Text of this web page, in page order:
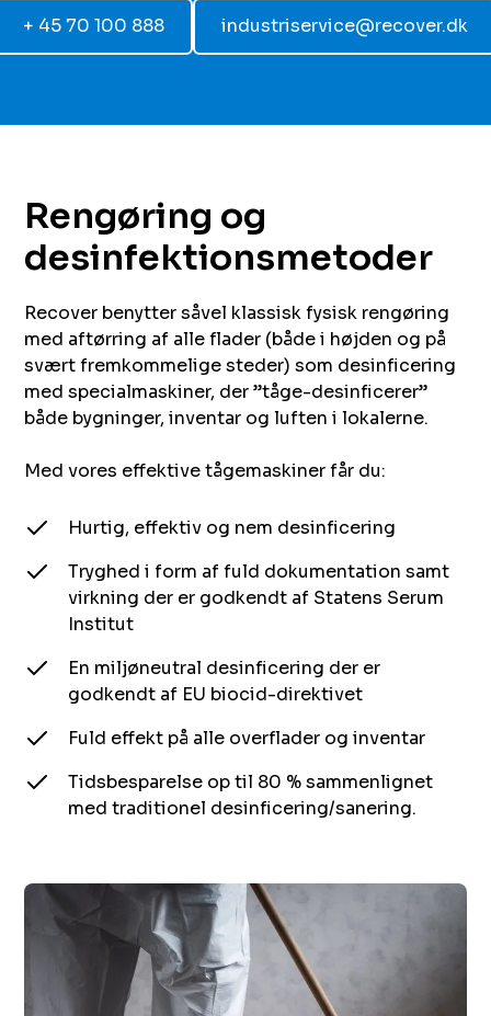
+ 45 70 100 888 industriservice@recover.dk
Rengøring og
desinfektionsmetoder​​​​‌ ‍ ​‍​‍‌‍ ‌ ​‍‌‍‍‌‌‍‌ ‌‍‍‌‌‍ ‍​‍​‍​ ‍‍​‍​‍‌ ​ ‌‍​‌‌‍ ‍‌‍‍‌‌ ‌​‌ ‍‌​‍ ‍‌‍‍‌‌‍ ​‍​‍​‍ ​​‍​‍‌‍‍​‌ ​‍‌‍‌‌‌‍‌‍​‍​‍​ ‍‍​‍​‍​‍ ‌ ​ ‌ ‌​‌ ‌‌‌‍‌​‌‍‍‌‌‍ ​‍ ‌‍‍‌‌‍ ‍‌ ‌​‌‍‌‌‌‍ ‍‌ ‌​​‍ ‌‍‌‌‌‍‌​‌‍‍‌‌ ‌​​‍ ‌‍ ‌‌‍ ‌‍‌​‌‍‌‌​ ‌‌ ​​‌ ​‍‌‍‌‌‌ ​ ‌‍‌‌‌‍ ‍‌ ‌​‌‍​‌‌ ‌​‌‍‍‌‌‍ ‌‍ ‍​ ‍ ‌‍‍‌‌‍‌​​ ‌​ ​‌​ ‌‍​ ‌​​ ‌ ​ ​​​ ‌‌‌‍​‍​ ‌ ​‍ ‌​ ​‍‌‍‌​‌‍​‍​ ‌ ​‍ ‌​ ‌​​ ​​​ ‌‌‌‍‌​​‍ ‌‌‍​‌​ ‌‌​ ‍‌​ ‌‍​‍ ‌​ ​​​ ‌‍​ ‌‌​ ‌​‌‍‌‌​ ‌‍​ ‍​‌‍‌‌​ ‍​​ ​ ‌‍‌‍‌‍‌​​ ‍ ‌ ‌​‌ ‍‌‌ ​​‌‍‌‌​ ‌‌ ​ ‌‍‍‌‌ ‌​‌‍‌‌‌‌​​‌‍​‌‌‍‌ ‌‍‌‌​ ‍ ‌ ​​‌‍​‌‌ ‌​‌‍‍​​ ‌‌ ​​‌‍​‌‌‍‌ ‌‍‌‌‌​​‍‌ ‌‌‌‍‍‌‌‍ ​‌‍‌​‌‍‌‌‌ ​‍​‍‌‌​ ‌‌‌​​‍‌‌ ‌‍‍ ‌‍‌‌‌ ‍‌​‍‌‌​ ​ ‌​‌​​‍‌‌​ ​ ‌​‌​​‍‌‌​ ​‍​ ​‍​ ​‌​ ​​​ ​ ​ ​‌​ ‌​‌‍‌​​ ‌‌‌‍‌​​ ‌‍‌‍‌‌‌‍‌‍​ ​​​‍‌‌​ ​‍​ ​‍​‍‌‌​ ‌‌‌​‌​​‍ ‍‌‍​ ‌‍ ‌‍ ‍‌ ‌​‌‍‌‌‌‍ ‍‌ ‌​​‍‌‌​ ‌‌‌​​‍‌‌ ‌‍‍ ‌‍‌‌‌ ‍‌​‍‌‌​ ​ ‌​‌​​‍‌‌​ ​ ‌​‌​​‍‌‌​ ​‍​ ​‍​ ​‌​ ‍​​ ‌​​ ​​​ ​‍​ ​​​ ‌‌​ ​​‌‍​‌​ ‍​‌‍​‌​ ​‍​‍‌‌​ ​‍​ ​‍​‍‌‌​ ‌‌‌​‌​​‍ ‍‌‍​ ‌‍‍​‌‍‍‌‌‍ ​‌‍‌​‌ ​‍‌‍‌‌‌‍ ‍​‍‌‌​ ‌‌‌​​‍‌‌ ‌‍‍ ‌‍‌‌‌ ‍‌​‍‌‌​ ​ ‌​‌​​‍‌‌​ ​ ‌​‌​​‍‌‌​ ​‍​ ​‍‌‍​‌‌‍‌‍‌‍‌‌​ ‌‍‌‍​ ​ ​​‌‍​ ​ ​​‌‍‌‌‌‍‌​​ ​ ​ ‍​​‍‌‌​ ​‍​ ​‍​‍‌‌​ ‌‌‌​‌​​‍ ‍‌ ‌​‌‍‌‌‌ ‍​‌ ‌​​ ‌‍​‍‌‍​‌‌ ​ ‌‍‌‌‌‌‌‌‌ ​‍‌‍ ​​ ‌​‍‌‌​ ​‍‌​‌‍‌ ​ ‌ ‌​‌ ‌‌‌‍‌​‌‍‍‌‌‍ ​‍‌‍‌‍‍‌‌‍‌​​ ‌​ ​‌​ ‌‍​ ‌​​ ‌ ​ ​​​ ‌‌‌‍​‍​ ‌ ​‍ ‌​ ​‍‌‍‌​‌‍​‍​ ‌ ​‍ ‌​ ‌​​ ​​​ ‌‌‌‍‌​​‍ ‌‌‍​‌​ ‌‌​ ‍‌​ ‌‍​‍ ‌​ ​​​ ‌‍​ ‌‌​ ‌​‌‍‌‌​ ‌‍​ ‍​‌‍‌‌​ ‍​​ ​ ‌‍‌‍‌‍‌​​‍‌‍‌ ‌​‌ ‍‌‌ ​​‌‍‌‌​ ‌‌ ​ ‌‍‍‌‌ ‌​‌‍‌‌‌‌​​‌‍​‌‌‍‌ ‌‍‌‌​‍‌‍‌ ​​‌‍​‌‌ ‌​‌‍‍​​ ‌‌ ​​‌‍​‌‌‍‌ ‌‍‌‌‌​​‍‌ ‌‌‌‍‍‌‌‍ ​‌‍‌​‌‍‌‌‌ ​‍​‍‌‌​ ‌‌‌​​‍‌‌ ‌‍‍ ‌‍‌‌‌ ‍‌​‍‌‌​ ​ ‌​‌​​‍‌‌​ ​ ‌​‌​​‍‌‌​ ​‍​ ​‍​ ​‌​ ​​​ ​ ​ ​‌​ ‌​‌‍‌​​ ‌‌‌‍‌​​ ‌‍‌‍‌‌‌‍‌‍​ ​​​‍‌‌​ ​‍​ ​‍​‍‌‌​ ‌‌‌​‌​​‍ ‍‌‍​ ‌‍ ‌‍ ‍‌ ‌​‌‍‌‌‌‍ ‍‌ ‌​​‍‌‌​ ‌‌‌​​‍‌‌ ‌‍‍ ‌‍‌‌‌ ‍‌​‍‌‌​ ​ ‌​‌​​‍‌‌​ ​ ‌​‌​​‍‌‌​ ​‍​ ​‍​ ​‌​ ‍​​ ‌​​ ​​​ ​‍​ ​​​ ‌‌​ ​​‌‍​‌​ ‍​‌‍​‌​ ​‍​‍‌‌​ ​‍​ ​‍​‍‌‌​ ‌‌‌​‌​​‍ ‍‌‍​ ‌‍‍​‌‍‍‌‌‍ ​‌‍‌​‌ ​‍‌‍‌‌‌‍ ‍​‍‌‌​ ‌‌‌​​‍‌‌ ‌‍‍ ‌‍‌‌‌ ‍‌​‍‌‌​ ​ ‌​‌​​‍‌‌​ ​ ‌​‌​​‍‌‌​ ​‍​ ​‍‌‍​‌‌‍‌‍‌‍‌‌​ ‌‍‌‍​ ​ ​​‌‍​ ​ ​​‌‍‌‌‌‍‌​​ ​ ​ ‍​​‍‌‌​ ​‍​ ​‍​‍‌‌​ ‌‌‌​‌​​‍ ‍‌ ‌​‌‍‌‌‌ ‍​‌ ‌​​‍‌‍‌ ​​‌‍‌‌‌ ​‍‌ ​ ‌ ​​‌‍‌‌‌‍​ ‌ ‌​‌‍‍‌‌ ‌‍‌‍‌‌​ ‌‌ ​​‌ ‌‌‌‍​‍‌‍ ​‌‍‍‌‌ ​ ‌‍‍​‌‍‌‌‌‍‌​​‍​‍‌ ‌
Recover benytter såvel klassisk fysisk rengøring
med aftørring af alle flader (både i højden og på
svært fremkommelige steder) som desinficering
med specialmaskiner, der ”tåge-desinficerer”
både bygninger, inventar og luften i lokalerne.
Med vores effektive tågemaskiner får du: ‌ ​‍‌‍‍‌‌‍‌ ‌‍‍‌‌‍ ‍​‍​‍​ ‍‍​‍​‍‌ ​ ‌‍​‌‌‍ ‍‌‍‍‌‌ ‌​‌ ‍‌​‍ ‍‌‍‍‌‌‍ ​‍​‍​‍ ​​‍​‍‌‍‍​‌ ​‍‌‍‌‌‌‍‌‍​‍​‍​ ‍‍​‍​‍​‍ ‌ ​ ‌ ‌​‌ ‌‌‌‍‌​‌‍‍‌‌‍ ​‍ ‌‍‍‌‌‍ ‍‌ ‌​‌‍‌‌‌‍ ‍‌ ‌​​‍ ‌‍‌‌‌‍‌​‌‍‍‌‌ ‌​​‍ ‌‍ ‌‌‍ ‌‍‌​‌‍‌‌​ ‌‌ ​​‌ ​‍‌‍‌‌‌ ​ ‌‍‌‌‌‍ ‍‌ ‌​‌‍​‌‌ ‌​‌‍‍‌‌‍ ‌‍ ‍​ ‍ ‌‍‍‌‌‍‌​​ ‌​ ​‌​ ‌‍​ ‌​​ ‌ ​ ​​​ ‌‌‌‍​‍​ ‌ ​‍ ‌​ ​‍‌‍‌​‌‍​‍​ ‌ ​‍ ‌​ ‌​​ ​​​ ‌‌‌‍‌​​‍ ‌‌‍​‌​ ‌‌​ ‍‌​ ‌‍​‍ ‌​ ​​​ ‌‍​ ‌‌​ ‌​‌‍‌‌​ ‌‍​ ‍​‌‍‌‌​ ‍​​ ​ ‌‍‌‍‌‍‌​​ ‍ ‌ ‌​‌ ‍‌‌ ​​‌‍‌‌​ ‌‌ ​ ‌‍‍‌‌ ‌​‌‍‌‌‌‌​​‌‍​‌‌‍‌ ‌‍‌‌​ ‍ ‌ ​​‌‍​‌‌ ‌​‌‍‍​​ ‌‌ ​​‌‍​‌‌‍‌ ‌‍‌‌‌​​‍‌ ‌‌‌‍‍‌‌‍ ​‌‍‌​‌‍‌‌‌ ​‍​‍‌‌​ ‌‌‌​​‍‌‌ ‌‍‍ ‌‍‌‌‌ ‍‌​‍‌‌​ ​ ‌​‌​​‍‌‌​ ​ ‌​‌​​‍‌‌​ ​‍​ ​‍​ ​‌​ ​​​ ​ ​ ​‌​ ‌​‌‍‌​​ ‌‌‌‍‌​​ ‌‍‌‍‌‌‌‍‌‍​ ​​​‍‌‌​ ​‍​ ​‍​‍‌‌​ ‌‌‌​‌​​‍ ‍‌‍​ ‌‍ ‌‍ ‍‌ ‌​‌‍‌‌‌‍ ‍‌ ‌​​‍‌‌​ ‌‌‌​​‍‌‌ ‌‍‍ ‌‍‌‌‌ ‍‌​‍‌‌​ ​ ‌​‌​​‍‌‌​ ​ ‌​‌​​‍‌‌​ ​‍​ ​‍​ ​​​ ‌‌‌‍‌‌‌‍‌‍​ ‌‌​ ​‍‌‍​‍​ ‌‍​ ‍‌‌‍‌‌‌‍​‌​ ‍‌​‍‌‌​ ​‍​ ​‍​‍‌‌​ ‌‌‌​‌​​‍ ‍‌‍​ ‌‍‍​‌‍‍‌‌‍ ​‌‍‌​‌ ​‍‌‍‌‌‌‍ ‍​‍‌‌​ ‌‌‌​​‍‌‌ ‌‍‍ ‌‍‌‌‌ ‍‌​‍‌‌​ ​ ‌​‌​​‍‌‌​ ​ ‌​‌​​‍‌‌​ ​‍​ ​‍‌‍‌​​ ‌‍‌‍​ ​ ‌​​ ​‌​ ​‌​ ​‌​ ‌ ​ ‍‌‌‍‌‍​ ​‍​ ‌‌​‍‌‌​ ​‍​ ​‍​‍‌‌​ ‌‌‌​‌​​‍ ‍‌ ‌​‌‍‌‌‌ ‍​‌ ‌​​ ‌‍​‍‌‍​‌‌ ​ ‌‍‌‌‌‌‌‌‌ ​‍‌‍ ​​ ‌​‍‌‌​ ​‍‌​‌‍‌ ​ ‌ ‌​‌ ‌‌‌‍‌​‌‍‍‌‌‍ ​‍‌‍‌‍‍‌‌‍‌​​ ‌​ ​‌​ ‌‍​ ‌​​ ‌ ​ ​​​ ‌‌‌‍​‍​ ‌ ​‍ ‌​ ​‍‌‍‌​‌‍​‍​ ‌ ​‍ ‌​ ‌​​ ​​​ ‌‌‌‍‌​​‍ ‌‌‍​‌​ ‌‌​ ‍‌​ ‌‍​‍ ‌​ ​​​ ‌‍​ ‌‌​ ‌​‌‍‌‌​ ‌‍​ ‍​‌‍‌‌​ ‍​​ ​ ‌‍‌‍‌‍‌​​‍‌‍‌ ‌​‌ ‍‌‌ ​​‌‍‌‌​ ‌‌ ​ ‌‍‍‌‌ ‌​‌‍‌‌‌‌​​‌‍​‌‌‍‌ ‌‍‌‌​‍‌‍‌ ​​‌‍​‌‌ ‌​‌‍‍​​ ‌‌ ​​‌‍​‌‌‍‌ ‌‍‌‌‌​​‍‌ ‌‌‌‍‍‌‌‍ ​‌‍‌​‌‍‌‌‌ ​‍​‍‌‌​ ‌‌‌​​‍‌‌ ‌‍‍ ‌‍‌‌‌ ‍‌​‍‌‌​ ​ ‌​‌​​‍‌‌​ ​ ‌​‌​​‍‌‌​ ​‍​ ​‍​ ​‌​ ​​​ ​ ​ ​‌​ ‌​‌‍‌​​ ‌‌‌‍‌​​ ‌‍‌‍‌‌‌‍‌‍​ ​​​‍‌‌​ ​‍​ ​‍​‍‌‌​ ‌‌‌​‌​​‍ ‍‌‍​ ‌‍ ‌‍ ‍‌ ‌​‌‍‌‌‌‍ ‍‌ ‌​​‍‌‌​ ‌‌‌​​‍‌‌ ‌‍‍ ‌‍‌‌‌ ‍‌​‍‌‌​ ​ ‌​‌​​‍‌‌​ ​ ‌​‌​​‍‌‌​ ​‍​ ​‍​ ​​​ ‌‌‌‍‌‌‌‍‌‍​ ‌‌​ ​‍‌‍​‍​ ‌‍​ ‍‌‌‍‌‌‌‍​‌​ ‍‌​‍‌‌​ ​‍​ ​‍​‍‌‌​ ‌‌‌​‌​​‍ ‍‌‍​ ‌‍‍​‌‍‍‌‌‍ ​‌‍‌​‌ ​‍‌‍‌‌‌‍ ‍​‍‌‌​ ‌‌‌​​‍‌‌ ‌‍‍ ‌‍‌‌‌ ‍‌​‍‌‌​ ​ ‌​‌​​‍‌‌​ ​ ‌​‌​​‍‌‌​ ​‍​ ​‍‌‍‌​​ ‌‍‌‍​ ​ ‌​​ ​‌​ ​‌​ ​‌​ ‌ ​ ‍‌‌‍‌‍​ ​‍​ ‌‌​‍‌‌​ ​‍​ ​‍​‍‌‌​ ‌‌‌​‌​​‍ ‍‌ ‌​‌‍‌‌‌ ‍​‌ ‌​​‍‌‍‌ ​​‌‍‌‌‌ ​‍‌ ​ ‌ ​​‌‍‌‌‌‍​ ‌ ‌​‌‍‍‌‌ ‌‍‌‍‌‌​ ‌‌ ​​‌ ‌‌‌‍​‍‌‍ ​‌‍‍‌‌ ​ ‌‍‍​‌‍‌‌‌‍‌​​‍​‍‌ ‌
Hurtig, effektiv og nem desinficering​​​​‌ ‍ ​‍​‍‌‍ ‌ ​‍‌‍‍‌‌‍‌ ‌‍‍‌‌‍ ‍​‍​‍​ ‍‍​‍​‍‌ ​ ‌‍​‌‌‍ ‍‌‍‍‌‌ ‌​‌ ‍‌​‍ ‍‌‍‍‌‌‍ ​‍​‍​‍ ​​‍​‍‌‍‍​‌ ​‍‌‍‌‌‌‍‌‍​‍​‍​ ‍‍​‍​‍​‍ ‌ ​ ‌ ‌​‌ ‌‌‌‍‌​‌‍‍‌‌‍ ​‍ ‌‍‍‌‌‍ ‍‌ ‌​‌‍‌‌‌‍ ‍‌ ‌​​‍ ‌‍‌‌‌‍‌​‌‍‍‌‌ ‌​​‍ ‌‍ ‌‌‍ ‌‍‌​‌‍‌‌​ ‌‌ ​​‌ ​‍‌‍‌‌‌ ​ ‌‍‌‌‌‍ ‍‌ ‌​‌‍​‌‌ ‌​‌‍‍‌‌‍ ‌‍ ‍​ ‍ ‌‍‍‌‌‍‌​​ ‌​ ​‌​ ‌‍​ ‌​​ ‌ ​ ​​​ ‌‌‌‍​‍​ ‌ ​‍ ‌​ ​‍‌‍‌​‌‍​‍​ ‌ ​‍ ‌​ ‌​​ ​​​ ‌‌‌‍‌​​‍ ‌‌‍​‌​ ‌‌​ ‍‌​ ‌‍​‍ ‌​ ​​​ ‌‍​ ‌‌​ ‌​‌‍‌‌​ ‌‍​ ‍​‌‍‌‌​ ‍​​ ​ ‌‍‌‍‌‍‌​​ ‍ ‌ ‌​‌ ‍‌‌ ​​‌‍‌‌​ ‌‌ ​ ‌‍‍‌‌ ‌​‌‍‌‌‌‌​​‌‍​‌‌‍‌ ‌‍‌‌​ ‍ ‌ ​​‌‍​‌‌ ‌​‌‍‍​​ ‌‌ ​​‌‍​‌‌‍‌ ‌‍‌‌‌​​‍‌ ‌‌‌‍‍‌‌‍ ​‌‍‌​‌‍‌‌‌ ​‍​‍‌‌​ ‌‌‌​​‍‌‌ ‌‍‍ ‌‍‌‌‌ ‍‌​‍‌‌​ ​ ‌​‌​​‍‌‌​ ​ ‌​‌​​‍‌‌​ ​‍​ ​‍​ ​‌​ ​​​ ​ ​ ​‌​ ‌​‌‍‌​​ ‌‌‌‍‌​​ ‌‍‌‍‌‌‌‍‌‍​ ​​​‍‌‌​ ​‍​ ​‍​‍‌‌​ ‌‌‌​‌​​‍ ‍‌‍​ ‌‍ ‌‍ ‍‌ ‌​‌‍‌‌‌‍ ‍‌ ‌​​‍‌‌​ ‌‌‌​​‍‌‌ ‌‍‍ ‌‍‌‌‌ ‍‌​‍‌‌​ ​ ‌​‌​​‍‌‌​ ​ ‌​‌​​‍‌‌​ ​‍​ ​‍‌‍‌‌​ ‌‍‌‍​ ​ ‌‍‌‍‌‍‌‍‌​​ ‌​​ ​​​ ​‌​ ‌ ​ ‌​​ ‌ ​‍‌‌​ ​‍​ ​‍​‍‌‌​ ‌‌‌​‌​​‍ ‍‌‍​ ‌‍‍​‌‍‍‌‌‍ ​‌‍‌​‌ ​‍‌‍‌‌‌‍ ‍​‍‌‌​ ‌‌‌​​‍‌‌ ‌‍‍ ‌‍‌‌‌ ‍‌​‍‌‌​ ​ ‌​‌​​‍‌‌​ ​ ‌​‌​​‍‌‌​ ​‍​ ​‍​ ​ ​ ‌​​ ‍‌​ ​​​ ‍‌‌‍​ ‌‍‌​​ ​‌​ ​‌‌‍​‍‌‍​‌​ ​‌​‍‌‌​ ​‍​ ​‍​‍‌‌​ ‌‌‌​‌​​‍ ‍‌ ‌​‌‍‌‌‌ ‍​‌ ‌​​ ‌‍​‍‌‍​‌‌ ​ ‌‍‌‌‌‌‌‌‌ ​‍‌‍ ​​ ‌​‍‌‌​ ​‍‌​‌‍‌ ​ ‌ ‌​‌ ‌‌‌‍‌​‌‍‍‌‌‍ ​‍‌‍‌‍‍‌‌‍‌​​ ‌​ ​‌​ ‌‍​ ‌​​ ‌ ​ ​​​ ‌‌‌‍​‍​ ‌ ​‍ ‌​ ​‍‌‍‌​‌‍​‍​ ‌ ​‍ ‌​ ‌​​ ​​​ ‌‌‌‍‌​​‍ ‌‌‍​‌​ ‌‌​ ‍‌​ ‌‍​‍ ‌​ ​​​ ‌‍​ ‌‌​ ‌​‌‍‌‌​ ‌‍​ ‍​‌‍‌‌​ ‍​​ ​ ‌‍‌‍‌‍‌​​‍‌‍‌ ‌​‌ ‍‌‌ ​​‌‍‌‌​ ‌‌ ​ ‌‍‍‌‌ ‌​‌‍‌‌‌‌​​‌‍​‌‌‍‌ ‌‍‌‌​‍‌‍‌ ​​‌‍​‌‌ ‌​‌‍‍​​ ‌‌ ​​‌‍​‌‌‍‌ ‌‍‌‌‌​​‍‌ ‌‌‌‍‍‌‌‍ ​‌‍‌​‌‍‌‌‌ ​‍​‍‌‌​ ‌‌‌​​‍‌‌ ‌‍‍ ‌‍‌‌‌ ‍‌​‍‌‌​ ​ ‌​‌​​‍‌‌​ ​ ‌​‌​​‍‌‌​ ​‍​ ​‍​ ​‌​ ​​​ ​ ​ ​‌​ ‌​‌‍‌​​ ‌‌‌‍‌​​ ‌‍‌‍‌‌‌‍‌‍​ ​​​‍‌‌​ ​‍​ ​‍​‍‌‌​ ‌‌‌​‌​​‍ ‍‌‍​ ‌‍ ‌‍ ‍‌ ‌​‌‍‌‌‌‍ ‍‌ ‌​​‍‌‌​ ‌‌‌​​‍‌‌ ‌‍‍ ‌‍‌‌‌ ‍‌​‍‌‌​ ​ ‌​‌​​‍‌‌​ ​ ‌​‌​​‍‌‌​ ​‍​ ​‍‌‍‌‌​ ‌‍‌‍​ ​ ‌‍‌‍‌‍‌‍‌​​ ‌​​ ​​​ ​‌​ ‌ ​ ‌​​ ‌ ​‍‌‌​ ​‍​ ​‍​‍‌‌​ ‌‌‌​‌​​‍ ‍‌‍​ ‌‍‍​‌‍‍‌‌‍ ​‌‍‌​‌ ​‍‌‍‌‌‌‍ ‍​‍‌‌​ ‌‌‌​​‍‌‌ ‌‍‍ ‌‍‌‌‌ ‍‌​‍‌‌​ ​ ‌​‌​​‍‌‌​ ​ ‌​‌​​‍‌‌​ ​‍​ ​‍​ ​ ​ ‌​​ ‍‌​ ​​​ ‍‌‌‍​ ‌‍‌​​ ​‌​ ​‌‌‍​‍‌‍​‌​ ​‌​‍‌‌​ ​‍​ ​‍​‍‌‌​ ‌‌‌​‌​​‍ ‍‌ ‌​‌‍‌‌‌ ‍​‌ ‌​​‍‌‍‌ ​​‌‍‌‌‌ ​‍‌ ​ ‌ ​​‌‍‌‌‌‍​ ‌ ‌​‌‍‍‌‌ ‌‍‌‍‌‌​ ‌‌ ​​‌ ‌‌‌‍​‍‌‍ ​‌‍‍‌‌ ​ ‌‍‍​‌‍‌‌‌‍‌​​‍​‍‌ ‌
Tryghed i form af fuld dokumentation samt
virkning der er godkendt af Statens Serum
Institut​​​​‌ ‍ ​‍​‍‌‍ ‌ ​‍‌‍‍‌‌‍‌ ‌‍‍‌‌‍ ‍​‍​‍​ ‍‍​‍​‍‌ ​ ‌‍​‌‌‍ ‍‌‍‍‌‌ ‌​‌ ‍‌​‍ ‍‌‍‍‌‌‍ ​‍​‍​‍ ​​‍​‍‌‍‍​‌ ​‍‌‍‌‌‌‍‌‍​‍​‍​ ‍‍​‍​‍​‍ ‌ ​ ‌ ‌​‌ ‌‌‌‍‌​‌‍‍‌‌‍ ​‍ ‌‍‍‌‌‍ ‍‌ ‌​‌‍‌‌‌‍ ‍‌ ‌​​‍ ‌‍‌‌‌‍‌​‌‍‍‌‌ ‌​​‍ ‌‍ ‌‌‍ ‌‍‌​‌‍‌‌​ ‌‌ ​​‌ ​‍‌‍‌‌‌ ​ ‌‍‌‌‌‍ ‍‌ ‌​‌‍​‌‌ ‌​‌‍‍‌‌‍ ‌‍ ‍​ ‍ ‌‍‍‌‌‍‌​​ ‌​ ​‌​ ‌‍​ ‌​​ ‌ ​ ​​​ ‌‌‌‍​‍​ ‌ ​‍ ‌​ ​‍‌‍‌​‌‍​‍​ ‌ ​‍ ‌​ ‌​​ ​​​ ‌‌‌‍‌​​‍ ‌‌‍​‌​ ‌‌​ ‍‌​ ‌‍​‍ ‌​ ​​​ ‌‍​ ‌‌​ ‌​‌‍‌‌​ ‌‍​ ‍​‌‍‌‌​ ‍​​ ​ ‌‍‌‍‌‍‌​​ ‍ ‌ ‌​‌ ‍‌‌ ​​‌‍‌‌​ ‌‌ ​ ‌‍‍‌‌ ‌​‌‍‌‌‌‌​​‌‍​‌‌‍‌ ‌‍‌‌​ ‍ ‌ ​​‌‍​‌‌ ‌​‌‍‍​​ ‌‌ ​​‌‍​‌‌‍‌ ‌‍‌‌‌​​‍‌ ‌‌‌‍‍‌‌‍ ​‌‍‌​‌‍‌‌‌ ​‍​‍‌‌​ ‌‌‌​​‍‌‌ ‌‍‍ ‌‍‌‌‌ ‍‌​‍‌‌​ ​ ‌​‌​​‍‌‌​ ​ ‌​‌​​‍‌‌​ ​‍​ ​‍​ ​‌​ ​​​ ​ ​ ​‌​ ‌​‌‍‌​​ ‌‌‌‍‌​​ ‌‍‌‍‌‌‌‍‌‍​ ​​​‍‌‌​ ​‍​ ​‍​‍‌‌​ ‌‌‌​‌​​‍ ‍‌‍​ ‌‍ ‌‍ ‍‌ ‌​‌‍‌‌‌‍ ‍‌ ‌​​‍‌‌​ ‌‌‌​​‍‌‌ ‌‍‍ ‌‍‌‌‌ ‍‌​‍‌‌​ ​ ‌​‌​​‍‌‌​ ​ ‌​‌​​‍‌‌​ ​‍​ ​‍​ ‌‍‌‍‌‌​ ​‍​ ‌ ‌‍​‍​ ​ ‌‍​‌​ ​​‌‍‌​​ ‌‍​ ‌‍‌‍‌​​‍‌‌​ ​‍​ ​‍​‍‌‌​ ‌‌‌​‌​​‍ ‍‌‍​ ‌‍‍​‌‍‍‌‌‍ ​‌‍‌​‌ ​‍‌‍‌‌‌‍ ‍​‍‌‌​ ‌‌‌​​‍‌‌ ‌‍‍ ‌‍‌‌‌ ‍‌​‍‌‌​ ​ ‌​‌​​‍‌‌​ ​ ‌​‌​​‍‌‌​ ​‍​ ​‍​ ‌‍‌‍‌‌​ ​​‌‍‌​‌‍​‍‌‍‌​​ ​‍‌‍​‍​ ‌ ‌‍​ ​ ‌​​ ​‍​‍‌‌​ ​‍​ ​‍​‍‌‌​ ‌‌‌​‌​​‍ ‍‌ ‌​‌‍‌‌‌ ‍​‌ ‌​​ ‌‍​‍‌‍​‌‌ ​ ‌‍‌‌‌‌‌‌‌ ​‍‌‍ ​​ ‌​‍‌‌​ ​‍‌​‌‍‌ ​ ‌ ‌​‌ ‌‌‌‍‌​‌‍‍‌‌‍ ​‍‌‍‌‍‍‌‌‍‌​​ ‌​ ​‌​ ‌‍​ ‌​​ ‌ ​ ​​​ ‌‌‌‍​‍​ ‌ ​‍ ‌​ ​‍‌‍‌​‌‍​‍​ ‌ ​‍ ‌​ ‌​​ ​​​ ‌‌‌‍‌​​‍ ‌‌‍​‌​ ‌‌​ ‍‌​ ‌‍​‍ ‌​ ​​​ ‌‍​ ‌‌​ ‌​‌‍‌‌​ ‌‍​ ‍​‌‍‌‌​ ‍​​ ​ ‌‍‌‍‌‍‌​​‍‌‍‌ ‌​‌ ‍‌‌ ​​‌‍‌‌​ ‌‌ ​ ‌‍‍‌‌ ‌​‌‍‌‌‌‌​​‌‍​‌‌‍‌ ‌‍‌‌​‍‌‍‌ ​​‌‍​‌‌ ‌​‌‍‍​​ ‌‌ ​​‌‍​‌‌‍‌ ‌‍‌‌‌​​‍‌ ‌‌‌‍‍‌‌‍ ​‌‍‌​‌‍‌‌‌ ​‍​‍‌‌​ ‌‌‌​​‍‌‌ ‌‍‍ ‌‍‌‌‌ ‍‌​‍‌‌​ ​ ‌​‌​​‍‌‌​ ​ ‌​‌​​‍‌‌​ ​‍​ ​‍​ ​‌​ ​​​ ​ ​ ​‌​ ‌​‌‍‌​​ ‌‌‌‍‌​​ ‌‍‌‍‌‌‌‍‌‍​ ​​​‍‌‌​ ​‍​ ​‍​‍‌‌​ ‌‌‌​‌​​‍ ‍‌‍​ ‌‍ ‌‍ ‍‌ ‌​‌‍‌‌‌‍ ‍‌ ‌​​‍‌‌​ ‌‌‌​​‍‌‌ ‌‍‍ ‌‍‌‌‌ ‍‌​‍‌‌​ ​ ‌​‌​​‍‌‌​ ​ ‌​‌​​‍‌‌​ ​‍​ ​‍​ ‌‍‌‍‌‌​ ​‍​ ‌ ‌‍​‍​ ​ ‌‍​‌​ ​​‌‍‌​​ ‌‍​ ‌‍‌‍‌​​‍‌‌​ ​‍​ ​‍​‍‌‌​ ‌‌‌​‌​​‍ ‍‌‍​ ‌‍‍​‌‍‍‌‌‍ ​‌‍‌​‌ ​‍‌‍‌‌‌‍ ‍​‍‌‌​ ‌‌‌​​‍‌‌ ‌‍‍ ‌‍‌‌‌ ‍‌​‍‌‌​ ​ ‌​‌​​‍‌‌​ ​ ‌​‌​​‍‌‌​ ​‍​ ​‍​ ‌‍‌‍‌‌​ ​​‌‍‌​‌‍​‍‌‍‌​​ ​‍‌‍​‍​ ‌ ‌‍​ ​ ‌​​ ​‍​‍‌‌​ ​‍​ ​‍​‍‌‌​ ‌‌‌​‌​​‍ ‍‌ ‌​‌‍‌‌‌ ‍​‌ ‌​​‍‌‍‌ ​​‌‍‌‌‌ ​‍‌ ​ ‌ ​​‌‍‌‌‌‍​ ‌ ‌​‌‍‍‌‌ ‌‍‌‍‌‌​ ‌‌ ​​‌ ‌‌‌‍​‍‌‍ ​‌‍‍‌‌ ​ ‌‍‍​‌‍‌‌‌‍‌​​‍​‍‌ ‌
En miljøneutral desinficering der er
godkendt af EU biocid-direktivet​​​​‌ ‍ ​‍​‍‌‍ ‌ ​‍‌‍‍‌‌‍‌ ‌‍‍‌‌‍ ‍​‍​‍​ ‍‍​‍​‍‌ ​ ‌‍​‌‌‍ ‍‌‍‍‌‌ ‌​‌ ‍‌​‍ ‍‌‍‍‌‌‍ ​‍​‍​‍ ​​‍​‍‌‍‍​‌ ​‍‌‍‌‌‌‍‌‍​‍​‍​ ‍‍​‍​‍​‍ ‌ ​ ‌ ‌​‌ ‌‌‌‍‌​‌‍‍‌‌‍ ​‍ ‌‍‍‌‌‍ ‍‌ ‌​‌‍‌‌‌‍ ‍‌ ‌​​‍ ‌‍‌‌‌‍‌​‌‍‍‌‌ ‌​​‍ ‌‍ ‌‌‍ ‌‍‌​‌‍‌‌​ ‌‌ ​​‌ ​‍‌‍‌‌‌ ​ ‌‍‌‌‌‍ ‍‌ ‌​‌‍​‌‌ ‌​‌‍‍‌‌‍ ‌‍ ‍​ ‍ ‌‍‍‌‌‍‌​​ ‌​ ​‌​ ‌‍​ ‌​​ ‌ ​ ​​​ ‌‌‌‍​‍​ ‌ ​‍ ‌​ ​‍‌‍‌​‌‍​‍​ ‌ ​‍ ‌​ ‌​​ ​​​ ‌‌‌‍‌​​‍ ‌‌‍​‌​ ‌‌​ ‍‌​ ‌‍​‍ ‌​ ​​​ ‌‍​ ‌‌​ ‌​‌‍‌‌​ ‌‍​ ‍​‌‍‌‌​ ‍​​ ​ ‌‍‌‍‌‍‌​​ ‍ ‌ ‌​‌ ‍‌‌ ​​‌‍‌‌​ ‌‌ ​ ‌‍‍‌‌ ‌​‌‍‌‌‌‌​​‌‍​‌‌‍‌ ‌‍‌‌​ ‍ ‌ ​​‌‍​‌‌ ‌​‌‍‍​​ ‌‌ ​​‌‍​‌‌‍‌ ‌‍‌‌‌​​‍‌ ‌‌‌‍‍‌‌‍ ​‌‍‌​‌‍‌‌‌ ​‍​‍‌‌​ ‌‌‌​​‍‌‌ ‌‍‍ ‌‍‌‌‌ ‍‌​‍‌‌​ ​ ‌​‌​​‍‌‌​ ​ ‌​‌​​‍‌‌​ ​‍​ ​‍​ ​‌​ ​​​ ​ ​ ​‌​ ‌​‌‍‌​​ ‌‌‌‍‌​​ ‌‍‌‍‌‌‌‍‌‍​ ​​​‍‌‌​ ​‍​ ​‍​‍‌‌​ ‌‌‌​‌​​‍ ‍‌‍​ ‌‍ ‌‍ ‍‌ ‌​‌‍‌‌‌‍ ‍‌ ‌​​‍‌‌​ ‌‌‌​​‍‌‌ ‌‍‍ ‌‍‌‌‌ ‍‌​‍‌‌​ ​ ‌​‌​​‍‌‌​ ​ ‌​‌​​‍‌‌​ ​‍​ ​‍‌‍​‍​ ‍‌​ ‌​​ ‌‍​ ‌‍​ ‍​​ ‍​​ ‍​​ ​‌​ ‌​​ ‌‍​ ​‌​‍‌‌​ ​‍​ ​‍​‍‌‌​ ‌‌‌​‌​​‍ ‍‌‍​ ‌‍‍​‌‍‍‌‌‍ ​‌‍‌​‌ ​‍‌‍‌‌‌‍ ‍​‍‌‌​ ‌‌‌​​‍‌‌ ‌‍‍ ‌‍‌‌‌ ‍‌​‍‌‌​ ​ ‌​‌​​‍‌‌​ ​ ‌​‌​​‍‌‌​ ​‍​ ​‍​ ​‌‌‍‌‍‌‍‌​​ ‌‍‌‍​ ‌‍‌​​ ​‌​ ​ ‌‍‌​​ ‌ ​ ‌ ‌‍‌​​‍‌‌​ ​‍​ ​‍​‍‌‌​ ‌‌‌​‌​​‍ ‍‌ ‌​‌‍‌‌‌ ‍​‌ ‌​​ ‌‍​‍‌‍​‌‌ ​ ‌‍‌‌‌‌‌‌‌ ​‍‌‍ ​​ ‌​‍‌‌​ ​‍‌​‌‍‌ ​ ‌ ‌​‌ ‌‌‌‍‌​‌‍‍‌‌‍ ​‍‌‍‌‍‍‌‌‍‌​​ ‌​ ​‌​ ‌‍​ ‌​​ ‌ ​ ​​​ ‌‌‌‍​‍​ ‌ ​‍ ‌​ ​‍‌‍‌​‌‍​‍​ ‌ ​‍ ‌​ ‌​​ ​​​ ‌‌‌‍‌​​‍ ‌‌‍​‌​ ‌‌​ ‍‌​ ‌‍​‍ ‌​ ​​​ ‌‍​ ‌‌​ ‌​‌‍‌‌​ ‌‍​ ‍​‌‍‌‌​ ‍​​ ​ ‌‍‌‍‌‍‌​​‍‌‍‌ ‌​‌ ‍‌‌ ​​‌‍‌‌​ ‌‌ ​ ‌‍‍‌‌ ‌​‌‍‌‌‌‌​​‌‍​‌‌‍‌ ‌‍‌‌​‍‌‍‌ ​​‌‍​‌‌ ‌​‌‍‍​​ ‌‌ ​​‌‍​‌‌‍‌ ‌‍‌‌‌​​‍‌ ‌‌‌‍‍‌‌‍ ​‌‍‌​‌‍‌‌‌ ​‍​‍‌‌​ ‌‌‌​​‍‌‌ ‌‍‍ ‌‍‌‌‌ ‍‌​‍‌‌​ ​ ‌​‌​​‍‌‌​ ​ ‌​‌​​‍‌‌​ ​‍​ ​‍​ ​‌​ ​​​ ​ ​ ​‌​ ‌​‌‍‌​​ ‌‌‌‍‌​​ ‌‍‌‍‌‌‌‍‌‍​ ​​​‍‌‌​ ​‍​ ​‍​‍‌‌​ ‌‌‌​‌​​‍ ‍‌‍​ ‌‍ ‌‍ ‍‌ ‌​‌‍‌‌‌‍ ‍‌ ‌​​‍‌‌​ ‌‌‌​​‍‌‌ ‌‍‍ ‌‍‌‌‌ ‍‌​‍‌‌​ ​ ‌​‌​​‍‌‌​ ​ ‌​‌​​‍‌‌​ ​‍​ ​‍‌‍​‍​ ‍‌​ ‌​​ ‌‍​ ‌‍​ ‍​​ ‍​​ ‍​​ ​‌​ ‌​​ ‌‍​ ​‌​‍‌‌​ ​‍​ ​‍​‍‌‌​ ‌‌‌​‌​​‍ ‍‌‍​ ‌‍‍​‌‍‍‌‌‍ ​‌‍‌​‌ ​‍‌‍‌‌‌‍ ‍​‍‌‌​ ‌‌‌​​‍‌‌ ‌‍‍ ‌‍‌‌‌ ‍‌​‍‌‌​ ​ ‌​‌​​‍‌‌​ ​ ‌​‌​​‍‌‌​ ​‍​ ​‍​ ​‌‌‍‌‍‌‍‌​​ ‌‍‌‍​ ‌‍‌​​ ​‌​ ​ ‌‍‌​​ ‌ ​ ‌ ‌‍‌​​‍‌‌​ ​‍​ ​‍​‍‌‌​ ‌‌‌​‌​​‍ ‍‌ ‌​‌‍‌‌‌ ‍​‌ ‌​​‍‌‍‌ ​​‌‍‌‌‌ ​‍‌ ​ ‌ ​​‌‍‌‌‌‍​ ‌ ‌​‌‍‍‌‌ ‌‍‌‍‌‌​ ‌‌ ​​‌ ‌‌‌‍​‍‌‍ ​‌‍‍‌‌ ​ ‌‍‍​‌‍‌‌‌‍‌​​‍​‍‌ ‌
Fuld effekt på alle overflader og inventar​​​​‌ ‍ ​‍​‍‌‍ ‌ ​‍‌‍‍‌‌‍‌ ‌‍‍‌‌‍ ‍​‍​‍​ ‍‍​‍​‍‌ ​ ‌‍​‌‌‍ ‍‌‍‍‌‌ ‌​‌ ‍‌​‍ ‍‌‍‍‌‌‍ ​‍​‍​‍ ​​‍​‍‌‍‍​‌ ​‍‌‍‌‌‌‍‌‍​‍​‍​ ‍‍​‍​‍​‍ ‌ ​ ‌ ‌​‌ ‌‌‌‍‌​‌‍‍‌‌‍ ​‍ ‌‍‍‌‌‍ ‍‌ ‌​‌‍‌‌‌‍ ‍‌ ‌​​‍ ‌‍‌‌‌‍‌​‌‍‍‌‌ ‌​​‍ ‌‍ ‌‌‍ ‌‍‌​‌‍‌‌​ ‌‌ ​​‌ ​‍‌‍‌‌‌ ​ ‌‍‌‌‌‍ ‍‌ ‌​‌‍​‌‌ ‌​‌‍‍‌‌‍ ‌‍ ‍​ ‍ ‌‍‍‌‌‍‌​​ ‌​ ​‌​ ‌‍​ ‌​​ ‌ ​ ​​​ ‌‌‌‍​‍​ ‌ ​‍ ‌​ ​‍‌‍‌​‌‍​‍​ ‌ ​‍ ‌​ ‌​​ ​​​ ‌‌‌‍‌​​‍ ‌‌‍​‌​ ‌‌​ ‍‌​ ‌‍​‍ ‌​ ​​​ ‌‍​ ‌‌​ ‌​‌‍‌‌​ ‌‍​ ‍​‌‍‌‌​ ‍​​ ​ ‌‍‌‍‌‍‌​​ ‍ ‌ ‌​‌ ‍‌‌ ​​‌‍‌‌​ ‌‌ ​ ‌‍‍‌‌ ‌​‌‍‌‌‌‌​​‌‍​‌‌‍‌ ‌‍‌‌​ ‍ ‌ ​​‌‍​‌‌ ‌​‌‍‍​​ ‌‌ ​​‌‍​‌‌‍‌ ‌‍‌‌‌​​‍‌ ‌‌‌‍‍‌‌‍ ​‌‍‌​‌‍‌‌‌ ​‍​‍‌‌​ ‌‌‌​​‍‌‌ ‌‍‍ ‌‍‌‌‌ ‍‌​‍‌‌​ ​ ‌​‌​​‍‌‌​ ​ ‌​‌​​‍‌‌​ ​‍​ ​‍​ ​‌​ ​​​ ​ ​ ​‌​ ‌​‌‍‌​​ ‌‌‌‍‌​​ ‌‍‌‍‌‌‌‍‌‍​ ​​​‍‌‌​ ​‍​ ​‍​‍‌‌​ ‌‌‌​‌​​‍ ‍‌‍​ ‌‍ ‌‍ ‍‌ ‌​‌‍‌‌‌‍ ‍‌ ‌​​‍‌‌​ ‌‌‌​​‍‌‌ ‌‍‍ ‌‍‌‌‌ ‍‌​‍‌‌​ ​ ‌​‌​​‍‌‌​ ​ ‌​‌​​‍‌‌​ ​‍​ ​‍​ ‍​‌‍​‌‌‍‌‍‌‍‌‌‌‍‌​‌‍​‍​ ‌​​ ‍​​ ​​‌‍​ ​ ​‍‌‍​‍​‍‌‌​ ​‍​ ​‍​‍‌‌​ ‌‌‌​‌​​‍ ‍‌‍​ ‌‍‍​‌‍‍‌‌‍ ​‌‍‌​‌ ​‍‌‍‌‌‌‍ ‍​‍‌‌​ ‌‌‌​​‍‌‌ ‌‍‍ ‌‍‌‌‌ ‍‌​‍‌‌​ ​ ‌​‌​​‍‌‌​ ​ ‌​‌​​‍‌‌​ ​‍​ ​‍​ ‍​​ ‌‌‌‍‌‌‌‍‌‍‌‍‌‌‌‍​‌‌‍​ ​ ‍‌‌‍​‌‌‍‌‍‌‍​‌​ ​‍​‍‌‌​ ​‍​ ​‍​‍‌‌​ ‌‌‌​‌​​‍ ‍‌ ‌​‌‍‌‌‌ ‍​‌ ‌​​ ‌‍​‍‌‍​‌‌ ​ ‌‍‌‌‌‌‌‌‌ ​‍‌‍ ​​ ‌​‍‌‌​ ​‍‌​‌‍‌ ​ ‌ ‌​‌ ‌‌‌‍‌​‌‍‍‌‌‍ ​‍‌‍‌‍‍‌‌‍‌​​ ‌​ ​‌​ ‌‍​ ‌​​ ‌ ​ ​​​ ‌‌‌‍​‍​ ‌ ​‍ ‌​ ​‍‌‍‌​‌‍​‍​ ‌ ​‍ ‌​ ‌​​ ​​​ ‌‌‌‍‌​​‍ ‌‌‍​‌​ ‌‌​ ‍‌​ ‌‍​‍ ‌​ ​​​ ‌‍​ ‌‌​ ‌​‌‍‌‌​ ‌‍​ ‍​‌‍‌‌​ ‍​​ ​ ‌‍‌‍‌‍‌​​‍‌‍‌ ‌​‌ ‍‌‌ ​​‌‍‌‌​ ‌‌ ​ ‌‍‍‌‌ ‌​‌‍‌‌‌‌​​‌‍​‌‌‍‌ ‌‍‌‌​‍‌‍‌ ​​‌‍​‌‌ ‌​‌‍‍​​ ‌‌ ​​‌‍​‌‌‍‌ ‌‍‌‌‌​​‍‌ ‌‌‌‍‍‌‌‍ ​‌‍‌​‌‍‌‌‌ ​‍​‍‌‌​ ‌‌‌​​‍‌‌ ‌‍‍ ‌‍‌‌‌ ‍‌​‍‌‌​ ​ ‌​‌​​‍‌‌​ ​ ‌​‌​​‍‌‌​ ​‍​ ​‍​ ​‌​ ​​​ ​ ​ ​‌​ ‌​‌‍‌​​ ‌‌‌‍‌​​ ‌‍‌‍‌‌‌‍‌‍​ ​​​‍‌‌​ ​‍​ ​‍​‍‌‌​ ‌‌‌​‌​​‍ ‍‌‍​ ‌‍ ‌‍ ‍‌ ‌​‌‍‌‌‌‍ ‍‌ ‌​​‍‌‌​ ‌‌‌​​‍‌‌ ‌‍‍ ‌‍‌‌‌ ‍‌​‍‌‌​ ​ ‌​‌​​‍‌‌​ ​ ‌​‌​​‍‌‌​ ​‍​ ​‍​ ‍​‌‍​‌‌‍‌‍‌‍‌‌‌‍‌​‌‍​‍​ ‌​​ ‍​​ ​​‌‍​ ​ ​‍‌‍​‍​‍‌‌​ ​‍​ ​‍​‍‌‌​ ‌‌‌​‌​​‍ ‍‌‍​ ‌‍‍​‌‍‍‌‌‍ ​‌‍‌​‌ ​‍‌‍‌‌‌‍ ‍​‍‌‌​ ‌‌‌​​‍‌‌ ‌‍‍ ‌‍‌‌‌ ‍‌​‍‌‌​ ​ ‌​‌​​‍‌‌​ ​ ‌​‌​​‍‌‌​ ​‍​ ​‍​ ‍​​ ‌‌‌‍‌‌‌‍‌‍‌‍‌‌‌‍​‌‌‍​ ​ ‍‌‌‍​‌‌‍‌‍‌‍​‌​ ​‍​‍‌‌​ ​‍​ ​‍​‍‌‌​ ‌‌‌​‌​​‍ ‍‌ ‌​‌‍‌‌‌ ‍​‌ ‌​​‍‌‍‌ ​​‌‍‌‌‌ ​‍‌ ​ ‌ ​​‌‍‌‌‌‍​ ‌ ‌​‌‍‍‌‌ ‌‍‌‍‌‌​ ‌‌ ​​‌ ‌‌‌‍​‍‌‍ ​‌‍‍‌‌ ​ ‌‍‍​‌‍‌‌‌‍‌​​‍​‍‌ ‌
Tidsbesparelse op til 80 % sammenlignet
med traditionel desinficering/sanering.​​‌ ‍ ​‍​‍‌‍ ‌ ​‍‌‍‍‌‌‍‌ ‌‍‍‌‌‍ ‍​‍​‍​ ‍‍​‍​‍‌ ​ ‌‍​‌‌‍ ‍‌‍‍‌‌ ‌​‌ ‍‌​‍ ‍‌‍‍‌‌‍ ​‍​‍​‍ ​​‍​‍‌‍‍​‌ ​‍‌‍‌‌‌‍‌‍​‍​‍​ ‍‍​‍​‍​‍ ‌ ​ ‌ ‌​‌ ‌‌‌‍‌​‌‍‍‌‌‍ ​‍ ‌‍‍‌‌‍ ‍‌ ‌​‌‍‌‌‌‍ ‍‌ ‌​​‍ ‌‍‌‌‌‍‌​‌‍‍‌‌ ‌​​‍ ‌‍ ‌‌‍ ‌‍‌​‌‍‌‌​ ‌‌ ​​‌ ​‍‌‍‌‌‌ ​ ‌‍‌‌‌‍ ‍‌ ‌​‌‍​‌‌ ‌​‌‍‍‌‌‍ ‌‍ ‍​ ‍ ‌‍‍‌‌‍‌​​ ‌​ ​‌​ ‌‍​ ‌​​ ‌ ​ ​​​ ‌‌‌‍​‍​ ‌ ​‍ ‌​ ​‍‌‍‌​‌‍​‍​ ‌ ​‍ ‌​ ‌​​ ​​​ ‌‌‌‍‌​​‍ ‌‌‍​‌​ ‌‌​ ‍‌​ ‌‍​‍ ‌​ ​​​ ‌‍​ ‌‌​ ‌​‌‍‌‌​ ‌‍​ ‍​‌‍‌‌​ ‍​​ ​ ‌‍‌‍‌‍‌​​ ‍ ‌ ‌​‌ ‍‌‌ ​​‌‍‌‌​ ‌‌ ​ ‌‍‍‌‌ ‌​‌‍‌‌‌‌​​‌‍​‌‌‍‌ ‌‍‌‌​ ‍ ‌ ​​‌‍​‌‌ ‌​‌‍‍​​ ‌‌ ​​‌‍​‌‌‍‌ ‌‍‌‌‌​​‍‌ ‌‌‌‍‍‌‌‍ ​‌‍‌​‌‍‌‌‌ ​‍​‍‌‌​ ‌‌‌​​‍‌‌ ‌‍‍ ‌‍‌‌‌ ‍‌​‍‌‌​ ​ ‌​‌​​‍‌‌​ ​ ‌​‌​​‍‌‌​ ​‍​ ​‍​ ​‌​ ​​​ ​ ​ ​‌​ ‌​‌‍‌​​ ‌‌‌‍‌​​ ‌‍‌‍‌‌‌‍‌‍​ ​​​‍‌‌​ ​‍​ ​‍​‍‌‌​ ‌‌‌​‌​​‍ ‍‌‍​ ‌‍ ‌‍ ‍‌ ‌​‌‍‌‌‌‍ ‍‌ ‌​​‍‌‌​ ‌‌‌​​‍‌‌ ‌‍‍ ‌‍‌‌‌ ‍‌​‍‌‌​ ​ ‌​‌​​‍‌‌​ ​ ‌​‌​​‍‌‌​ ​‍​ ​‍‌‍​‌​ ‌​​ ​​​ ‌‍​ ‍‌​ ‌​‌‍‌‍‌‍‌​​ ‍​​ ​‌​ ​‌​ ​ ​‍‌‌​ ​‍​ ​‍​‍‌‌​ ‌‌‌​‌​​‍ ‍‌‍​ ‌‍‍​‌‍‍‌‌‍ ​‌‍‌​‌ ​‍‌‍‌‌‌‍ ‍​‍‌‌​ ‌‌‌​​‍‌‌ ‌‍‍ ‌‍‌‌‌ ‍‌​‍‌‌​ ​ ‌​‌​​‍‌‌​ ​ ‌​‌​​‍‌‌​ ​‍​ ​‍‌‍​‌‌‍‌‌​ ‌ ​ ‍​​ ‍‌​ ​​‌‍​‌​ ‌​​ ​​​ ‌​​ ‌‌‌‍​‍​‍‌‌​ ​‍​ ​‍​‍‌‌​ ‌‌‌​‌​​‍ ‍‌ ‌​‌‍‌‌‌ ‍​‌ ‌​​ ‌‍​‍‌‍​‌‌ ​ ‌‍‌‌‌‌‌‌‌ ​‍‌‍ ​​ ‌​‍‌‌​ ​‍‌​‌‍‌ ​ ‌ ‌​‌ ‌‌‌‍‌​‌‍‍‌‌‍ ​‍‌‍‌‍‍‌‌‍‌​​ ‌​ ​‌​ ‌‍​ ‌​​ ‌ ​ ​​​ ‌‌‌‍​‍​ ‌ ​‍ ‌​ ​‍‌‍‌​‌‍​‍​ ‌ ​‍ ‌​ ‌​​ ​​​ ‌‌‌‍‌​​‍ ‌‌‍​‌​ ‌‌​ ‍‌​ ‌‍​‍ ‌​ ​​​ ‌‍​ ‌‌​ ‌​‌‍‌‌​ ‌‍​ ‍​‌‍‌‌​ ‍​​ ​ ‌‍‌‍‌‍‌​​‍‌‍‌ ‌​‌ ‍‌‌ ​​‌‍‌‌​ ‌‌ ​ ‌‍‍‌‌ ‌​‌‍‌‌‌‌​​‌‍​‌‌‍‌ ‌‍‌‌​‍‌‍‌ ​​‌‍​‌‌ ‌​‌‍‍​​ ‌‌ ​​‌‍​‌‌‍‌ ‌‍‌‌‌​​‍‌ ‌‌‌‍‍‌‌‍ ​‌‍‌​‌‍‌‌‌ ​‍​‍‌‌​ ‌‌‌​​‍‌‌ ‌‍‍ ‌‍‌‌‌ ‍‌​‍‌‌​ ​ ‌​‌​​‍‌‌​ ​ ‌​‌​​‍‌‌​ ​‍​ ​‍​ ​‌​ ​​​ ​ ​ ​‌​ ‌​‌‍‌​​ ‌‌‌‍‌​​ ‌‍‌‍‌‌‌‍‌‍​ ​​​‍‌‌​ ​‍​ ​‍​‍‌‌​ ‌‌‌​‌​​‍ ‍‌‍​ ‌‍ ‌‍ ‍‌ ‌​‌‍‌‌‌‍ ‍‌ ‌​​‍‌‌​ ‌‌‌​​‍‌‌ ‌‍‍ ‌‍‌‌‌ ‍‌​‍‌‌​ ​ ‌​‌​​‍‌‌​ ​ ‌​‌​​‍‌‌​ ​‍​ ​‍‌‍​‌​ ‌​​ ​​​ ‌‍​ ‍‌​ ‌​‌‍‌‍‌‍‌​​ ‍​​ ​‌​ ​‌​ ​ ​‍‌‌​ ​‍​ ​‍​‍‌‌​ ‌‌‌​‌​​‍ ‍‌‍​ ‌‍‍​‌‍‍‌‌‍ ​‌‍‌​‌ ​‍‌‍‌‌‌‍ ‍​‍‌‌​ ‌‌‌​​‍‌‌ ‌‍‍ ‌‍‌‌‌ ‍‌​‍‌‌​ ​ ‌​‌​​‍‌‌​ ​ ‌​‌​​‍‌‌​ ​‍​ ​‍‌‍​‌‌‍‌‌​ ‌ ​ ‍​​ ‍‌​ ​​‌‍​‌​ ‌​​ ​​​ ‌​​ ‌‌‌‍​‍​‍‌‌​ ​‍​ ​‍​‍‌‌​ ‌‌‌​‌​​‍ ‍‌ ‌​‌‍‌‌‌ ‍​‌ ‌​​‍‌‍‌ ​​‌‍‌‌‌ ​‍‌ ​ ‌ ​​‌‍‌‌‌‍​ ‌ ‌​‌‍‍‌‌ ‌‍‌‍‌‌​ ‌‌ ​​‌ ‌‌‌‍​‍‌‍ ​‌‍‍‌‌ ​ ‌‍‍​‌‍‌‌‌‍‌​​‍​‍‌